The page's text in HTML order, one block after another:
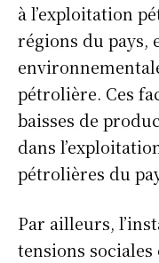
à l’exploitation
régions du pays,
pétrolière. Ces
baisses de
dans
pétrolières du
Par ailleurs,
tensions